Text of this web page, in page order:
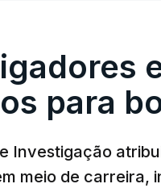
para
Investigação
meio de carreira,